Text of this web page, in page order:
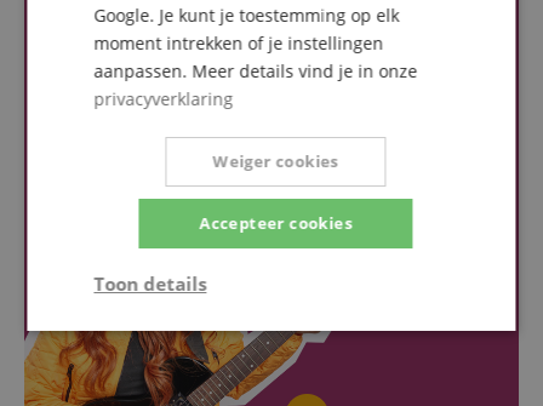
Google. Je kunt je toestemming op elk
moment intrekken of je instellingen
aanpassen. Meer details vind je in onze
privacyverklaring
Accepteer cookies
Weiger cookies
Toon details
Strikt
noodzakelijk
Prestatie Gericht op